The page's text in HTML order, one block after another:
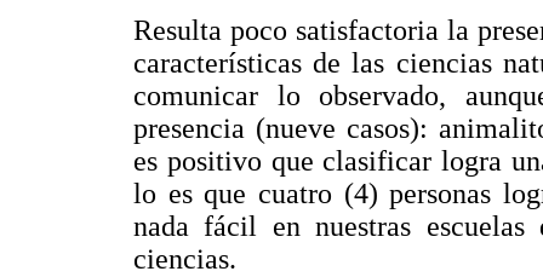
Resulta poco satisfactoria la
características de las ciencias
comunicar lo observado,
presencia (nueve casos):
es positivo que clasificar logra
lo es que cuatro (4) personas
nada fácil en nuestras
ciencias.